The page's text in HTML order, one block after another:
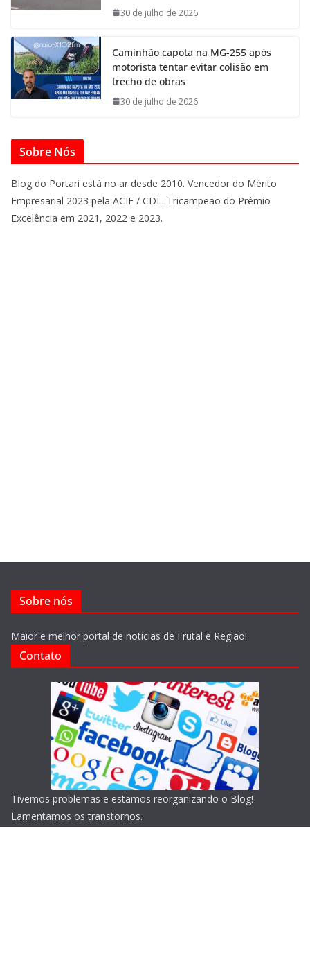
30 de julho de 2026
Caminhão capota na MG-255 após
motorista tentar evitar colisão em
trecho de obras
30 de julho de 2026
Sobre Nós
Blog do Portari está no ar desde 2010. Vencedor do Mérito
Empresarial 2023 pela ACIF / CDL. Tricampeão do Prêmio
Excelência em 2021, 2022 e 2023.
Sobre nós
Maior e melhor portal de notícias de Frutal e Região!
Contato
Tivemos problemas e estamos reorganizando o Blog!
Lamentamos os transtornos.